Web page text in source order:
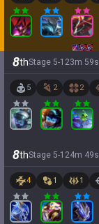
8thStage 5-1 23m 59s
5 2 2
8thStage 5-1 24m 49s
4 1 1